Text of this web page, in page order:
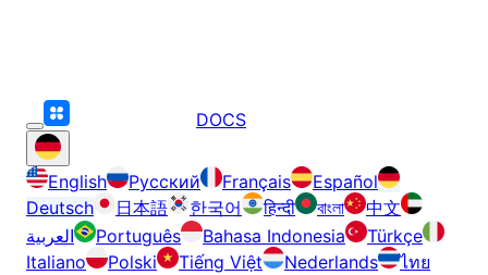
DOCS
English Русский Français
Español
Deutsch
日本語 한국어 हिन्दी বাংলা
中文
العربية
Português Bahasa Indonesia
Türkçe
Italiano
Polski Tiếng Việt Nederlands
ไทย